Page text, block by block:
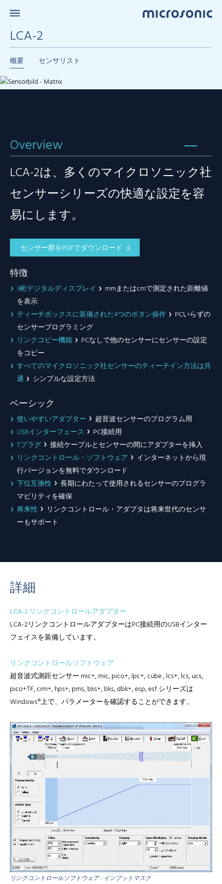
LCA-2
概要 センサリスト
Overview
LCA-2は、多くのマイクロソニック社
センサーシリーズの快適な設定を容
易にします。
センサー群をPDFでダウンロード
特徴
3桁デジタルディスプレイ
mmまたはcmで測定された距離値
を表示
ティーチボックスに装備された4つのボタン操作
PCいらずの
センサープログラミング
リンクコピー機能
PCなしで他のセンサーにセンサーの設定
をコピー
すべてのマイクロソニック社センサーのティーチイン方法は共
通
シンプルな設定方法
ベーシック
使いやすいアダプター
超音波センサーのプログラム用
USBインターフェース
PC接続用
Tプラグ
接続ケーブルとセンサーの間にアダプターを挿入
リンクコントロール・ソフトウェア
インターネットから現
行バージョンを無料でダウンロード
下位互換性
長期にわたって使用されるセンサーのプログラ
マビリティを確保
将来性
リンクコントロール・アダプタは将来世代のセンサ
ーもサポート
詳細
LCA-2 リンクコントロールアダプター
LCA-2リンクコントロールアダプターはPC接続用のUSBインター
フェイスを装備しています。
リンクコントロールソフトウェア
超音波式測距センサー mic+, mic, pico+, lpc+, cube , lcs+, lcs, ucs,
pico+TF, crm+, hps+, pms, bks+, bks, dbk+, esp, esf シリーズは
Windows®上で、パラメーターを確認することができます。
リンクコントロールソフトウェア : インプットマスク